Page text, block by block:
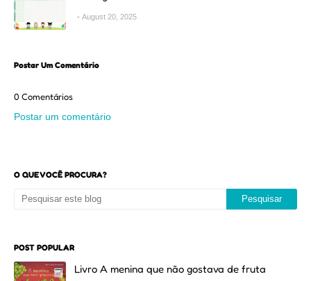
August 20, 2025
Postar Um Comentário
0 Comentários
Postar um comentário
O QUE VOCÊ PROCURA?
POST POPULAR
Livro A menina que não gostava de fruta